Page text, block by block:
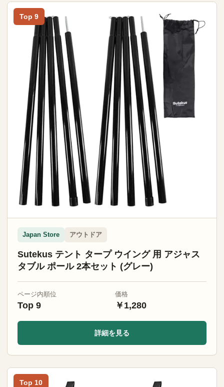
Top 9
Japan Store アウトドア
Sutekus テント タープ ウイング 用 アジャス
タブル ポール 2本セット (グレー)
ページ内順位
Top 9
価格
￥1,280
詳細を見る
Top 10